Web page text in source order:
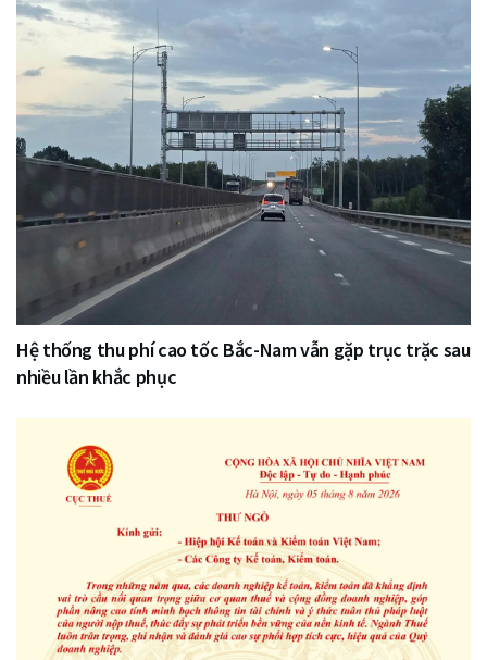
Hệ thống thu phí cao tốc Bắc-Nam vẫn gặp trục trặc sau
nhiều lần khắc phục